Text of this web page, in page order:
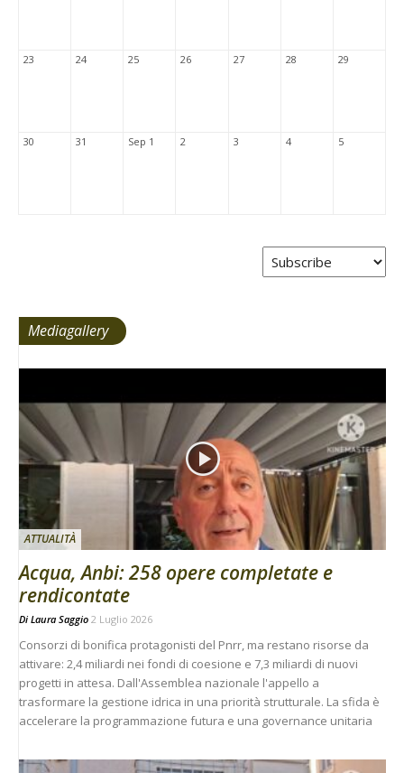
23 24 25 26 27 28 29
30 31 Sep 1 2 3 4 5
Mediagallery
ATTUALITÀ
Acqua, Anbi: 258 opere completate e
rendicontate
Di Laura Saggio 2 Luglio 2026
Consorzi di bonifica protagonisti del Pnrr, ma restano risorse da
attivare: 2,4 miliardi nei fondi di coesione e 7,3 miliardi di nuovi
progetti in attesa. Dall'Assemblea nazionale l'appello a
trasformare la gestione idrica in una priorità strutturale. La sfida è
accelerare la programmazione futura e una governance unitaria